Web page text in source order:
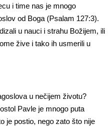
i time nas je mnogo
od Boga (Psalam 127:3).
u nauci i strahu Božijem, ili
žive i tako ih usmerili u
u nečijem životu?
Pavle je mnogo puta
je postio, nego zato što nije